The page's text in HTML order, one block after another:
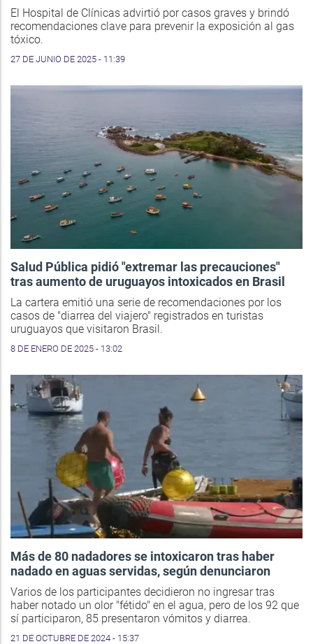
El Hospital de Clínicas advirtió por casos graves y brindó
recomendaciones clave para prevenir la exposición al gas
tóxico.
27 DE JUNIO DE 2025 - 11:39
Salud Pública pidió "extremar las precauciones"
tras aumento de uruguayos intoxicados en Brasil
La cartera emitió una serie de recomendaciones por los
casos de "diarrea del viajero" registrados en turistas
uruguayos que visitaron Brasil.
8 DE ENERO DE 2025 - 13:02
Más de 80 nadadores se intoxicaron tras haber
nadado en aguas servidas, según denunciaron
Varios de los participantes decidieron no ingresar tras
haber notado un olor "fétido" en el agua, pero de los 92 que
sí participaron, 85 presentaron vómitos y diarrea.
21 DE OCTUBRE DE 2024 - 15:37